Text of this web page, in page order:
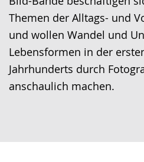
Themen der Alltags- und
und wollen Wandel und
Lebensformen in der
Jahrhunderts durch
anschaulich machen.